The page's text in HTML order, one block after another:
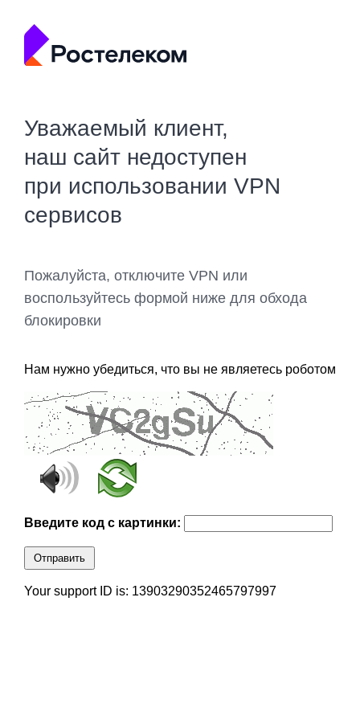
Уважаемый клиент,
наш сайт недоступен
при использовании VPN
сервисов
Пожалуйста, отключите VPN или
воспользуйтесь формой ниже для обхода
блокировки
Нам нужно убедиться, что вы не являетесь роботом
Введите код с картинки:
Отправить
Your support ID is: 13903290352465797997